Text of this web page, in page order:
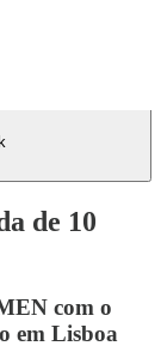
de 10
com o
em Lisboa